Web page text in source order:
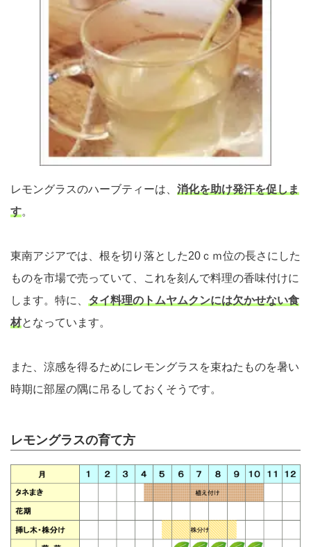
レモングラスのハーブティーは、 消化を助け発汗を促しま
す。
東南アジアでは、根を切り落とした20ｃｍ位の長さにした
ものを市場で売っていて、これを刻んで料理の香味付けに
します。特に、 タイ料理のトムヤムクンには欠かせない食
材となっています。
また、涼感を得るためにレモングラスを束ねたものを暑い
時期に部屋の隅に吊るしておくそうです。
レモングラスの育て方